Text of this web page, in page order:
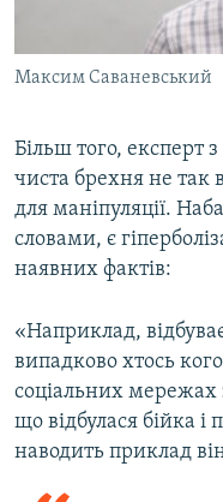
Максим Саваневський
Більш того, експерт
чиста брехня не так
для маніпуляції.
словами, є
наявних фактів:
«Наприклад,
випадково хтось
соціальних мережах
що відбулася бійка
наводить приклад